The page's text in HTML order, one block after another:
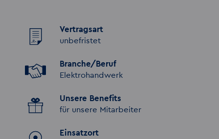
Vertragsart
unbefristet
Branche/Beruf
Elektrohandwerk
Unsere Benefits
für unsere Mitarbeiter
Einsatzort